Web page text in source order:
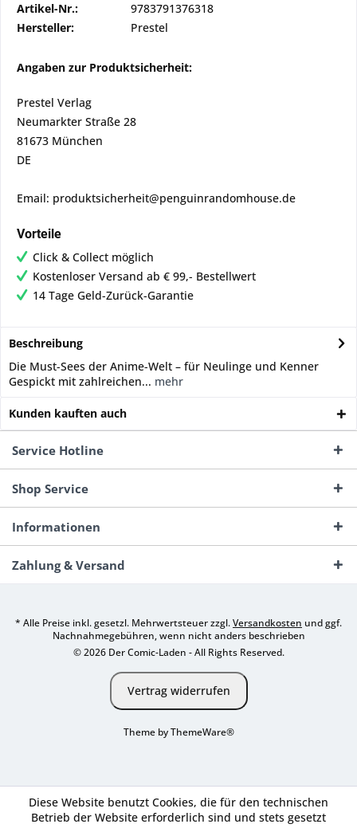
Artikel-Nr.:
9783791376318
Hersteller:
Prestel
Angaben zur Produktsicherheit:
Prestel Verlag
Neumarkter Straße 28
81673 München
DE
Email: produktsicherheit@penguinrandomhouse.de
Vorteile
Click & Collect möglich
Kostenloser Versand ab € 99,- Bestellwert
14 Tage Geld-Zurück-Garantie
Beschreibung
Die Must-Sees der Anime-Welt – für Neulinge und Kenner
Gespickt mit zahlreichen... mehr
Kunden kauften auch
Service Hotline
Shop Service
Informationen
Zahlung & Versand
* Alle Preise inkl. gesetzl. Mehrwertsteuer zzgl.Versandkosten und ggf.
Nachnahmegebühren, wenn nicht anders beschrieben
© 2026 Der Comic-Laden - All Rights Reserved.
Vertrag widerrufen
Theme byThemeWare®
Diese Website benutzt Cookies, die für den technischen
Betrieb der Website erforderlich sind und stets gesetzt